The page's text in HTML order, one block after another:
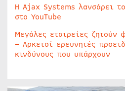
Η Ajax Systems λανσάρει
στο YouTube
Μεγάλες εταιρείες ζητούν
– Αρκετοί ερευνητές
κινδύνους που υπάρχουν